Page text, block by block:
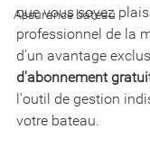
Assurance bateau
que vous soyez
professionnel de la
d'un avantage
d'abonnement
l'outil de gestion
votre bateau.